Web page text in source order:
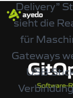
Delivery”
sieht die
für
Gateways
USB-